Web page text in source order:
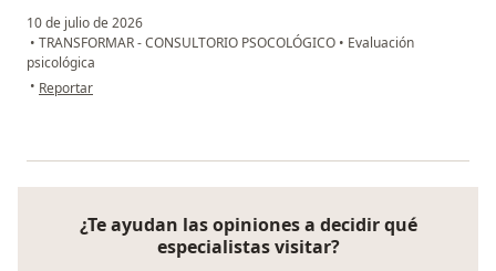
10 de julio de 2026
• TRANSFORMAR - CONSULTORIO PSOCOLÓGICO • Evaluación
psicológica
• en opinión del usuario María Laura
Reportar
¿Te ayudan las opiniones a decidir qué
especialistas visitar?